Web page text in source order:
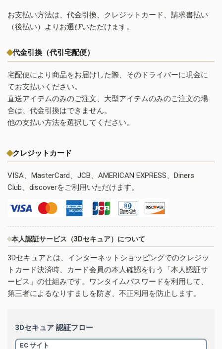
お支払い方法は、代金引換、クレジットカード、請求書払い
（後払い）よりお選びいただけます。
代金引換（代引宅配便）
宅配便により商品をお届けした際、そのドライバーに現金に
てお支払いください。
直送アイテムのみのご注文、大型アイテムのみのご注文の場
合は、代金引換はできません。
他の支払い方法を選択してください。
クレジットカード
VISA、MasterCard、JCB、AMERICAN EXPRESS、Diners
Club、discoverをご利用いただけます。
本人認証サービス（3Dセキュア）について
3Dセキュアとは、インターネットショッピングでのクレジッ
トカード決済時、カード会員の本人確認を行う「本人認証サ
ービス」の仕組みです。ワンタイムパスワードを利用して、
第三者によるなりすましを防ぎ、不正利用を防止します。
3Dセキュア 認証フロー
EC サイト